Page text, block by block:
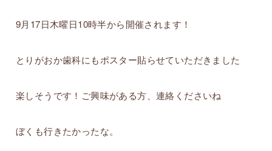
9月17日木曜日10時半から開催されます！
とりがおか歯科にもポスター貼らせていただきました
楽しそうです！ご興味がある方、連絡くださいね
ぼくも行きたかったな。